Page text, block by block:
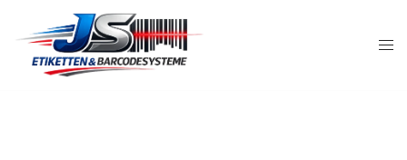
Inhalt
springen